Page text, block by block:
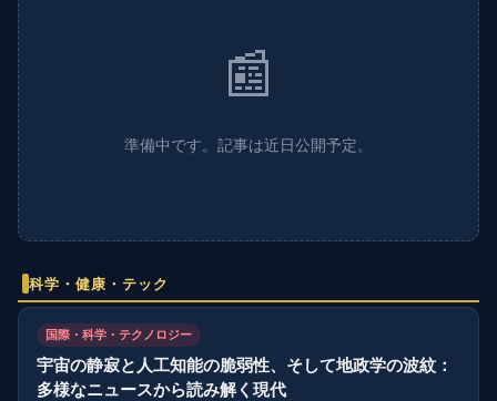
📰
準備中です。記事は近日公開予定。
科学・健康・テック
国際・科学・テクノロジー
宇宙の静寂と人工知能の脆弱性、そして地政学の波紋：
多様なニュースから読み解く現代